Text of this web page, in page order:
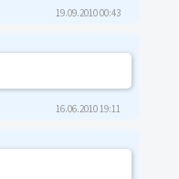
19.09.2010 00:43
16.06.2010 19:11